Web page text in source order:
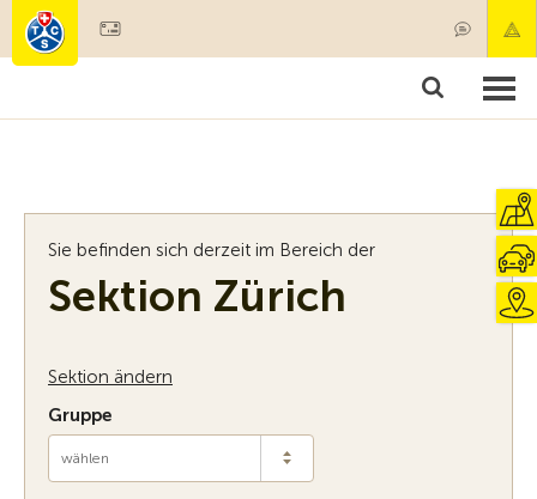
Mitgliedschaft & Leistungen
Sie befinden sich derzeit im Bereich der
Sektion Zürich
Sektion ändern
Gruppe
wählen